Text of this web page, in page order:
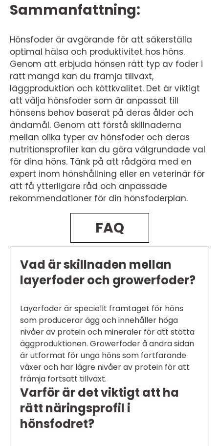
Sammanfattning:
Hönsfoder är avgörande för att säkerställa
optimal hälsa och produktivitet hos höns.
Genom att erbjuda hönsen rätt typ av foder i
rätt mängd kan du främja tillväxt,
läggproduktion och köttkvalitet. Det är viktigt
att välja hönsfoder som är anpassat till
hönsens behov baserat på deras ålder och
ändamål. Genom att förstå skillnaderna
mellan olika typer av hönsfoder och deras
nutritionsprofiler kan du göra välgrundade val
för dina höns. Tänk på att rådgöra med en
expert inom hönshållning eller en veterinär för
att få ytterligare råd och anpassade
rekommendationer för din hönsfoderplan.
FAQ
Vad är skillnaden mellan
layerfoder och growerfoder?
Layerfoder är speciellt framtaget för höns
som producerar ägg och innehåller höga
nivåer av protein och mineraler för att stötta
äggproduktionen. Growerfoder å andra sidan
är utformat för unga höns som fortfarande
växer och har lägre nivåer av protein för att
främja fortsatt tillväxt.
Varför är det viktigt att ha
rätt näringsprofil i
hönsfodret?